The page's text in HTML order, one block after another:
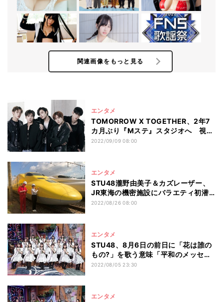
関連画像をもっと見る
エンタメ
TOMORROW X TOGETHER、2年7
カ月ぶり『Mステ』スタジオへ 視聴
者生投票企画も
2022/09/09 08:00
エンタメ
STU48瀧野由美子＆カズレーザー、
JR東海の機密施設にバラエティ初潜
入
2022/08/26 08:00
エンタメ
STU48、8月6日の前日に「花は誰の
もの?」を歌う意味「平和のメッセー
ジが届くよう」
2022/08/05 23:30
エンタメ